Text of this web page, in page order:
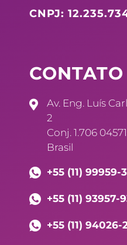
CNPJ:
CONTATO
Av. Eng. Luís
2
Conj. 1.706
Brasil
+55 (11) 99959-
+55 (11) 93957-
+55 (11) 94026-